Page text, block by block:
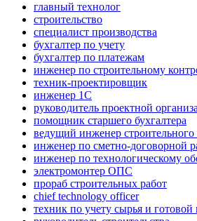
главный технолог
строительство
специалист производства
бухгалтер по учету
бухгалтер по платежам
инженер по строительному
техник-проектировщик
инженер 1С
руководитель проектной
помощник старшего бухгалтера
ведущий инженер строительного
инженер по сметно-договорной
инженер по технологическому
электромонтер ОПС
прораб строительных работ
chief technology officer
техник по учету сырья и